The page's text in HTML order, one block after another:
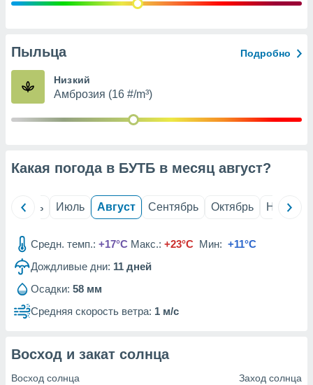
рекламы
сведения
Пыльца Подробно
Низкий
Амброзия (16 #/m³)
Какая погода в БУТБ в месяц август?
Июнь Июль Август Сентябрь Октябрь Ноябрь
Средн. темп.: +17°C Макс.: +23°C Мин: +11°C
Дождливые дни: 11 дней
Осадки: 58 мм
Средняя скорость ветра: 1 м/с
Восход и закат солнца
Восход солнца Заход солнца